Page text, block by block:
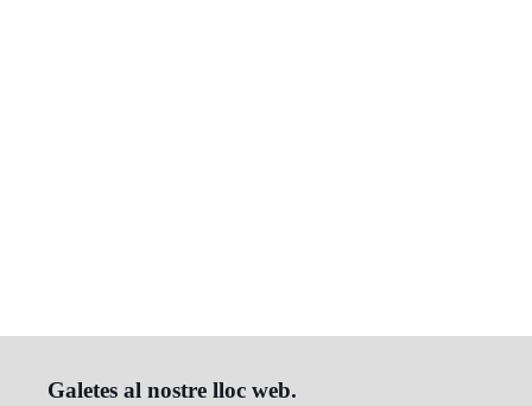
Galetes al nostre lloc web.